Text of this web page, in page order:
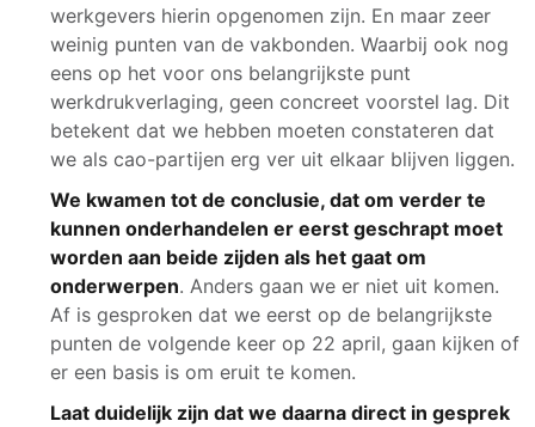
werkgevers hierin opgenomen zijn. En maar zeer
weinig punten van de vakbonden. Waarbij ook nog
eens op het voor ons belangrijkste punt
werkdrukverlaging, geen concreet voorstel lag. Dit
betekent dat we hebben moeten constateren dat
we als cao-partijen erg ver uit elkaar blijven liggen.
We kwamen tot de conclusie, dat om verder te
kunnen onderhandelen er eerst geschrapt moet
worden aan beide zijden als het gaat om
onderwerpen. Anders gaan we er niet uit komen.
Af is gesproken dat we eerst op de belangrijkste
punten de volgende keer op 22 april, gaan kijken of
er een basis is om eruit te komen.
Laat duidelijk zijn dat we daarna direct in gesprek